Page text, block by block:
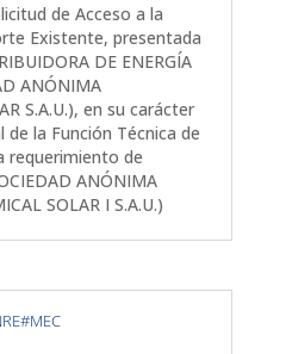
de Acceso a la
Existente, presentada
DE ENERGÍA
ANÓNIMA
S.A.U.), en su carácter
la Función Técnica de
requerimiento de
ANÓNIMA
SOLAR I S.A.U.)